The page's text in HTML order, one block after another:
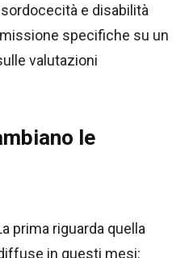
e disabilità
specifiche su un
valutazioni
le
prima riguarda quella
in questi mesi: